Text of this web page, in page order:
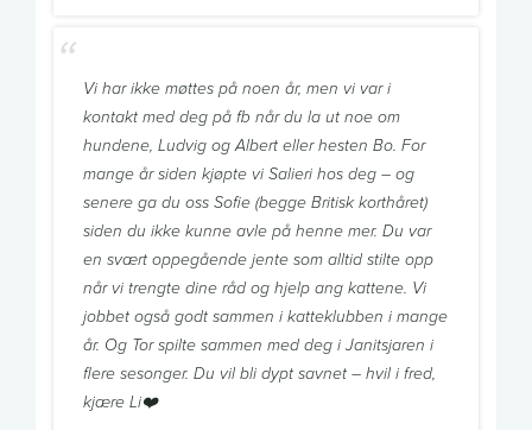
Vi har ikke møttes på noen år, men vi var i
kontakt med deg på fb når du la ut noe om
hundene, Ludvig og Albert eller hesten Bo. For
mange år siden kjøpte vi Salieri hos deg – og
senere ga du oss Sofie (begge Britisk korthåret)
siden du ikke kunne avle på henne mer. Du var
en svært oppegående jente som alltid stilte opp
når vi trengte dine råd og hjelp ang kattene. Vi
jobbet også godt sammen i katteklubben i mange
år. Og Tor spilte sammen med deg i Janitsjaren i
flere sesonger. Du vil bli dypt savnet – hvil i fred,
kjære Li❤️